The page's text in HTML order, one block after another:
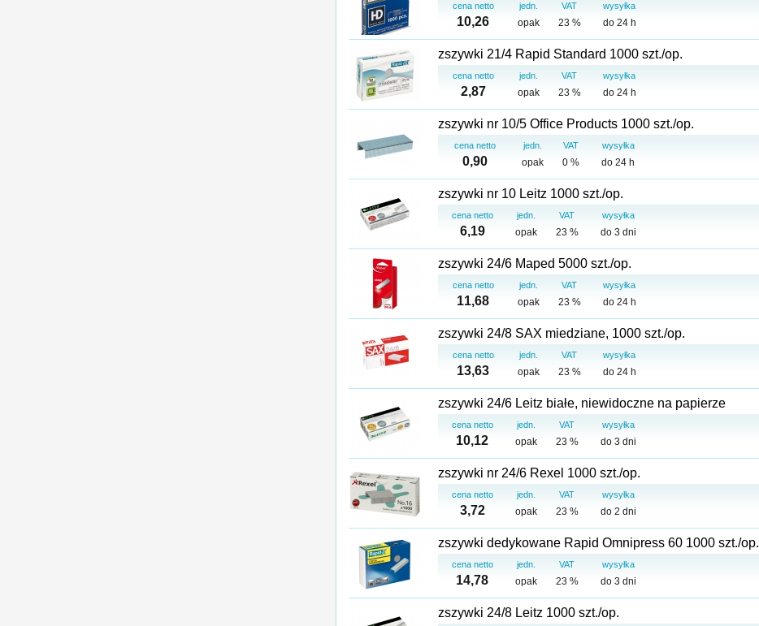
cena netto jedn. VAT
wysyłka
10,26 opak 23 % do 24 h
zszywki 21/4 Rapid Standard 1000 szt./op.
cena netto jedn. VAT
wysyłka
2,87 opak 23 % do 24 h
zszywki nr 10/5 Office Products 1000 szt./op.
cena netto jedn. VAT
wysyłka
0,90 opak 0 % do 24 h
zszywki nr 10 Leitz 1000 szt./op.
cena netto jedn. VAT
wysyłka
6,19 opak 23 % do 3 dni
zszywki 24/6 Maped 5000 szt./op.
cena netto jedn. VAT
wysyłka
11,68 opak 23 % do 24 h
zszywki 24/8 SAX miedziane, 1000 szt./op.
cena netto jedn. VAT
wysyłka
13,63 opak 23 % do 24 h
zszywki 24/6 Leitz białe, niewidoczne na papierze
cena netto jedn. VAT
wysyłka
10,12 opak 23 % do 3 dni
zszywki nr 24/6 Rexel 1000 szt./op.
cena netto jedn. VAT
wysyłka
3,72 opak 23 % do 2 dni
zszywki dedykowane Rapid Omnipress 60 1000 szt./op.
cena netto jedn. VAT
wysyłka
14,78 opak 23 % do 3 dni
zszywki 24/8 Leitz 1000 szt./op.